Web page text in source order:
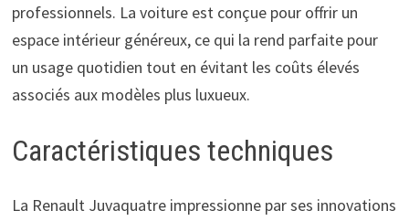
professionnels. La voiture est conçue pour offrir un
espace intérieur généreux, ce qui la rend parfaite pour
un usage quotidien tout en évitant les coûts élevés
associés aux modèles plus luxueux.
Caractéristiques techniques
La Renault Juvaquatre impressionne par ses innovations